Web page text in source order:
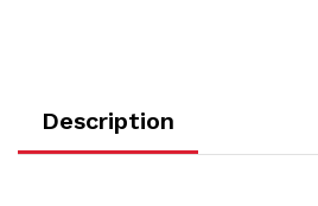
Description